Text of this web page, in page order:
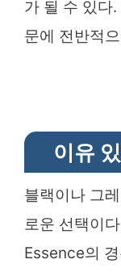
가 될 수 있다
문에 전반적
이유
블랙이나 그
로운 선택이
Essence의